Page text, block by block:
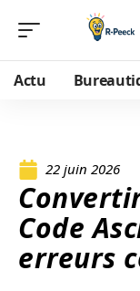
Actu
22 juin 2026
Code
erreurs